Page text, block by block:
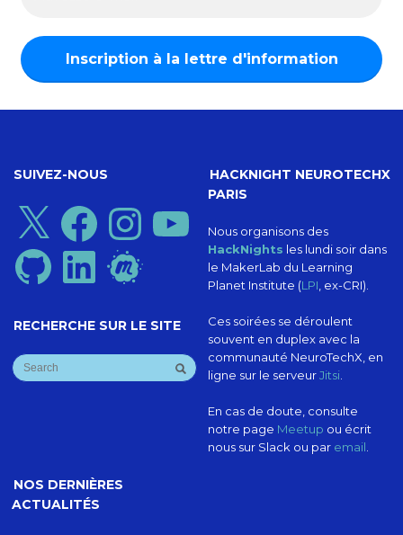
SUIVEZ-NOUS
X FacebookInstagram
GitHub LinkedIn Meetup
RECHERCHE SUR LE SITE
HACKNIGHT NEUROTECHX
PARIS
Nous organisons des
HackNights les lundi soir dans
le MakerLab du Learning
Planet Institute (LPI , ex-CRI).
Ces soirées se déroulent
souvent en duplex avec la
communauté NeuroTechX, en
ligne sur le serveurJitsi.
En cas de doute, consulte
notre page Meetup ou écrit
nous sur Slack ou par email
NOS DERNIÈRES
ACTUALITÉS